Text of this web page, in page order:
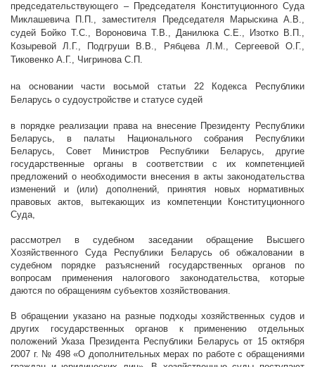
председательствующего – Председателя Конституционного Суда
Миклашевича П.П., заместителя Председателя Марыскина А.В.,
судей Бойко Т.С., Вороновича Т.В., Данилюка С.Е., Изотко В.П.,
Козыревой Л.Г., Подгруши В.В., Рябцева Л.М., Сергеевой О.Г.,
Тиковенко А.Г., Чигринова С.П.
на основании части восьмой статьи 22 Кодекса Республики
Беларусь о судоустройстве и статусе судей
в порядке реализации права на внесение Президенту Республики
Беларусь, в палаты Национального собрания Республики
Беларусь, Совет Министров Республики Беларусь, другие
государственные органы в соответствии с их компетенцией
предложений о необходимости внесения в акты законодательства
изменений и (или) дополнений, принятия новых нормативных
правовых актов, вытекающих из компетенции Конституционного
Суда,
рассмотрел в судебном заседании обращение Высшего
Хозяйственного Суда Республики Беларусь об обжаловании в
судебном порядке разъяснений государственных органов по
вопросам применения налогового законодательства, которые
даются по обращениям субъектов хозяйствования.
В обращении указано на разные подходы хозяйственных судов и
других государственных органов к применению отдельных
положений Указа Президента Республики Беларусь от 15 октября
2007 г. № 498 «О дополнительных мерах по работе с обращениями